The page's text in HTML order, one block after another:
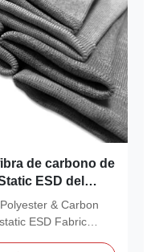
de carbono de
ESD del
& Carbon
ESD Fabric